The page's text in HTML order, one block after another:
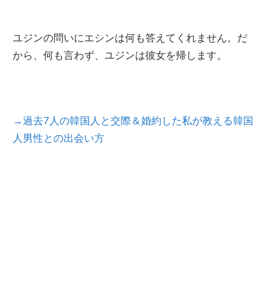
ユジンの問いにエシンは何も答えてくれません。だ
から、何も言わず、ユジンは彼女を帰します。
→過去7人の韓国人と交際＆婚約した私が教える韓国
人男性との出会い方